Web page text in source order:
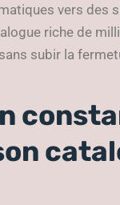
vers des
riche de
subir la